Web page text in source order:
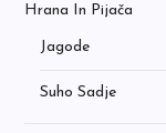
Hrana In Pijača
Jagode
Suho Sadje